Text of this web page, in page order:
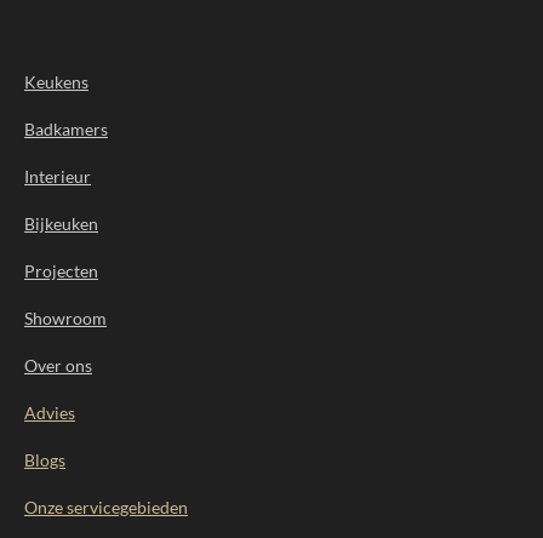
Keukens
Badkamers
Interieur
Bijkeuken
Projecten
Showroom
Over ons
Advies
Blogs
Onze servicegebieden